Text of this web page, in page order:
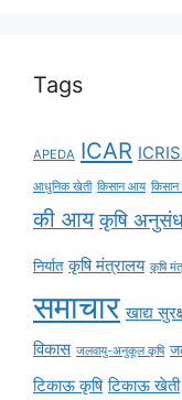
Tags
APEDA ICAR
आधुनिक खेती किसान आय किसान
की आय कृषि
निर्यात कृषि मंत्रालय कृषि
समाचार खाद्य
विकास जलवायु-अनुकूल कृषि
टिकाऊ कृषि टिकाऊ खेती